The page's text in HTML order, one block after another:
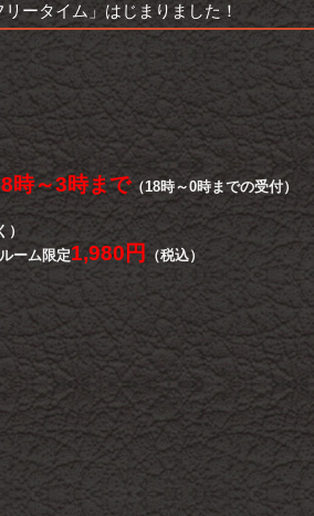
リータイム」はじまりました！
時～3時まで（18時～0時までの受付）
ーム限定1,980円 （税込）